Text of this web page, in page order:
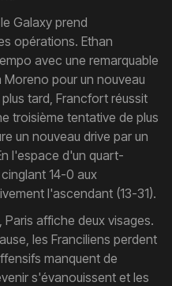
Galaxy prend
opérations. Ethan
avec une remarquable
pour un nouveau
tard, Francfort réussit
troisième tentative de plus
un nouveau drive par un
l'espace d'un quart-
14-0 aux
l'ascendant (13-31).
affiche deux visages.
les Franciliens perdent
manquent de
s'évanouissent et les